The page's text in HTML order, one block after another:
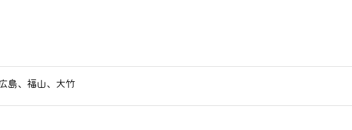
島、福山、大竹